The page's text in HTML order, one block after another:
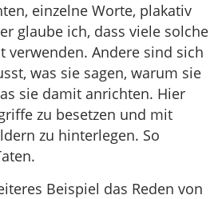
einzelne Worte, plakativ
glaube ich, dass viele solche
verwenden. Andere sind sich
was sie sagen, warum sie
sie damit anrichten. Hier
zu besetzen und mit
zu hinterlegen. So
Beispiel das Reden von